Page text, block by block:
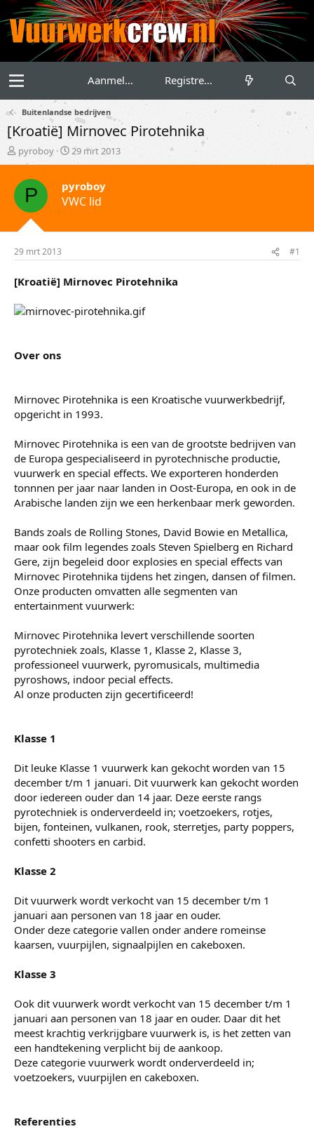
Aanmelden Registreren
Buitenlandse bedrijven
[Kroatië] Mirnovec Pirotehnika
T
o
i
s
t
r
t
e
r
pyroboy
S
t
r
t
m
29 mrt 2013
P pyroboy
VWC lid
29 mrt 2013 #1
[Kroatië] Mirnovec Pirotehnika
Over ons
Mirnovec Pirotehnika is een Kroatische vuurwerkbedrijf,
opgericht in 1993.
Mirnovec Pirotehnika is een van de grootste bedrijven van
de Europa gespecialiseerd in pyrotechnische productie,
vuurwerk en special effects. We exporteren honderden
tonnnen per jaar naar landen in Oost-Europa, en ook in de
Arabische landen zijn we een herkenbaar merk geworden.
Bands zoals de Rolling Stones, David Bowie en Metallica,
maar ook film legendes zoals Steven Spielberg en Richard
Gere, zijn begeleid door explosies en special effects van
Mirnovec Pirotehnika tijdens het zingen, dansen of filmen.
Onze producten omvatten alle segmenten van
entertainment vuurwerk:
Mirnovec Pirotehnika levert verschillende soorten
pyrotechniek zoals, Klasse 1, Klasse 2, Klasse 3,
professioneel vuurwerk, pyromusicals, multimedia
pyroshows, indoor pecial effects.
Al onze producten zijn gecertificeerd!
Klasse 1
Dit leuke Klasse 1 vuurwerk kan gekocht worden van 15
december t/m 1 januari. Dit vuurwerk kan gekocht worden
door iedereen ouder dan 14 jaar. Deze eerste rangs
pyrotechniek is onderverdeeld in; voetzoekers, rotjes,
bijen, fonteinen, vulkanen, rook, sterretjes, party poppers,
confetti shooters en carbid.
Klasse 2
Dit vuurwerk wordt verkocht van 15 december t/m 1
januari aan personen van 18 jaar en ouder.
Onder deze categorie vallen onder andere romeinse
kaarsen, vuurpijlen, signaalpijlen en cakeboxen.
Klasse 3
Ook dit vuurwerk wordt verkocht van 15 december t/m 1
januari aan personen van 18 jaar en ouder. Daar dit het
meest krachtig verkrijgbare vuurwerk is, is het zetten van
een handtekening verplicht bij de aankoop.
Deze categorie vuurwerk wordt onderverdeeld in;
voetzoekers, vuurpijlen en cakeboxen.
Referenties